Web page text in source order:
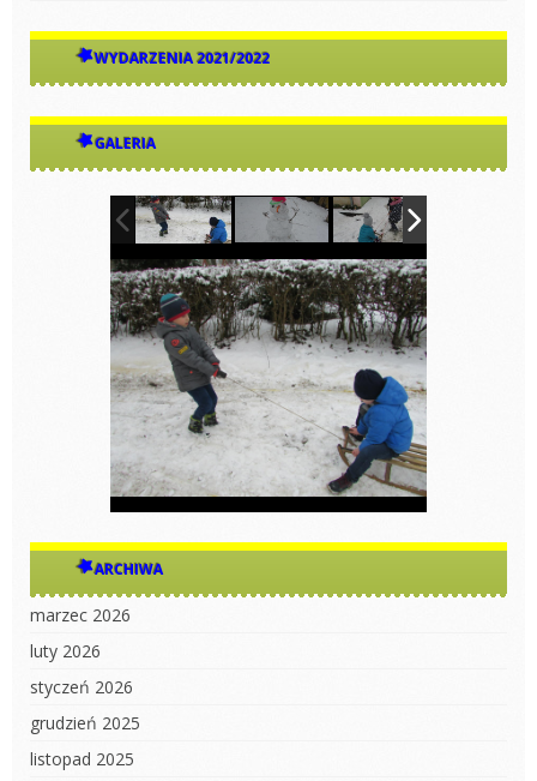
WYDARZENIA 2021/2022
GALERIA
ARCHIWA
marzec 2026
luty 2026
styczeń 2026
grudzień 2025
listopad 2025